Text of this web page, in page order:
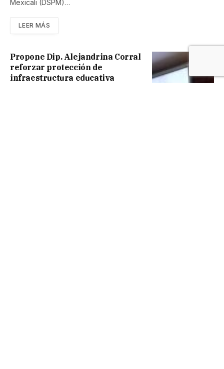
Mexicali (DSPM)…
LEER MÁS
Propone Dip. Alejandrina Corral
reforzar protección de
infraestructura educativa